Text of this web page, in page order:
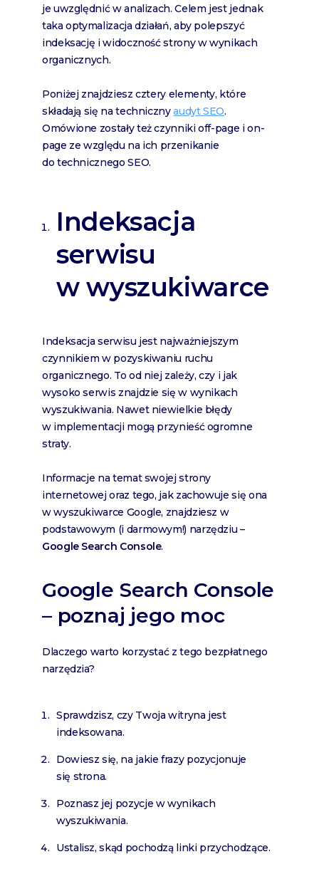
je uwzględnić w analizach. Celem jest jednak
taka optymalizacja działań, aby polepszyć
indeksację i widoczność strony w wynikach
organicznych.
Poniżej znajdziesz cztery elementy, które
składają się na technicznyaudyt SEO.
Omówione zostały też czynniki off-page i on-
page ze względu na ich przenikanie
do technicznego SEO.
Indeksacja
serwisu
w wyszukiwarce
Indeksacja serwisu jest najważniejszym
czynnikiem w pozyskiwaniu ruchu
organicznego. To od niej zależy, czy i jak
wysoko serwis znajdzie się w wynikach
wyszukiwania. Nawet niewielkie błędy
w implementacji mogą przynieść ogromne
straty.
Informacje na temat swojej strony
internetowej oraz tego, jak zachowuje się ona
w wyszukiwarce Google, znajdziesz w
podstawowym (i darmowym!) narzędziu –
Google Search Console.
Google Search Console
– poznaj jego moc
Dlaczego warto korzystać z tego bezpłatnego
narzędzia?
Sprawdzisz, czy Twoja witryna jest
indeksowana.
Dowiesz się, na jakie frazy pozycjonuje
się strona.
Poznasz jej pozycje w wynikach
wyszukiwania.
Ustalisz, skąd pochodzą linki przychodzące.